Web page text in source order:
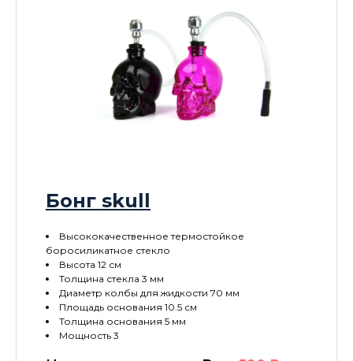
Бонг skull
Высококачественное термостойкое
боросиликатное стекло
Высота 12 см
Толщина стекла 3 мм
Диаметр колбы для жидкости 70 мм
Площадь основания 10.5 см
Толщина основания 5 мм
Мощность 3